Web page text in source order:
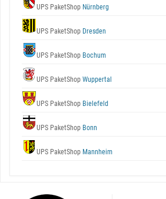
UPS PaketShop Nürnberg
UPS PaketShop Dresden
UPS PaketShop Bochum
UPS PaketShop Wuppertal
UPS PaketShop Bielefeld
UPS PaketShop Bonn
UPS PaketShop Mannheim